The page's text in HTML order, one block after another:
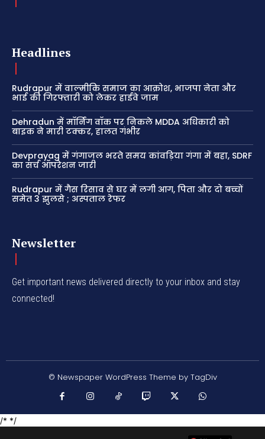
Headlines
Rudrapur में वाल्मीकि समाज का आक्रोश, भाजपा नेता और
भाई की गिरफ्तारी को लेकर हाईवे जाम
Dehradun में मॉर्निंग वॉक पर निकले MDDA अधिकारी को
बाइक ने मारी टक्कर, हालत गंभीर
Devprayag में गंगाजल भरते समय कांवड़िया गंगा में बहा, SDRF
का सर्च ऑपरेशन जारी
Rudrapur में गैस रिसाव से घर में लगी आग, पिता और दो बच्चों
समेत 3 झुलसे ; अस्पताल रेफर
Newsletter
Get important news delivered directly to your inbox and stay
connected!
© Newspaper WordPress Theme by TagDiv
/* */